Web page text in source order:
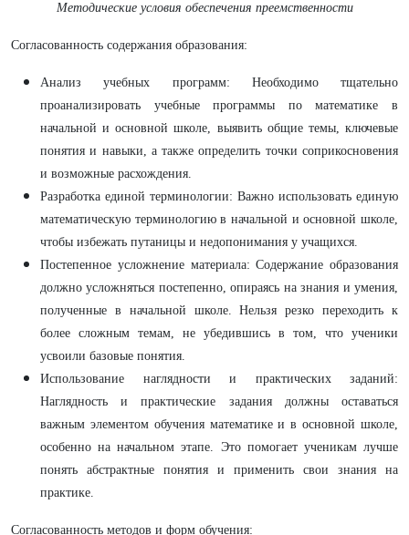
Методические условия обеспечения преемственности
Согласованность содержания образования:
Анализ учебных программ: Необходимо тщательно
проанализировать учебные программы по математике в
начальной и основной школе, выявить общие темы, ключевые
понятия и навыки, а также определить точки соприкосновения
и возможные расхождения.
Разработка единой терминологии: Важно использовать единую
математическую терминологию в начальной и основной школе,
чтобы избежать путаницы и недопонимания у учащихся.
Постепенное усложнение материала: Содержание образования
должно усложняться постепенно, опираясь на знания и умения,
полученные в начальной школе. Нельзя резко переходить к
более сложным темам, не убедившись в том, что ученики
усвоили базовые понятия.
Использование наглядности и практических заданий:
Наглядность и практические задания должны оставаться
важным элементом обучения математике и в основной школе,
особенно на начальном этапе. Это помогает ученикам лучше
понять абстрактные понятия и применить свои знания на
практике.
Согласованность методов и форм обучения: